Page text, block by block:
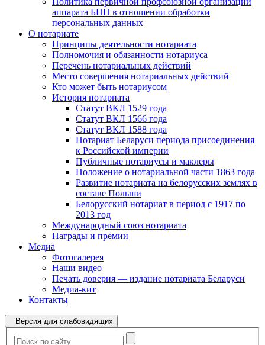
аппарата БНП в отношении обработки
персональных данных
О нотариате
Принципы деятельности нотариата
Полномочия и обязанности нотариуса
Перечень нотариальных действий
Место совершения нотариальных действий
Кто может быть нотариусом
История нотариата
Статут ВКЛ 1529 года
Статут ВКЛ 1566 года
Статут ВКЛ 1588 года
Нотариат Беларуси периода присоединения
к Российской империи
Публичные нотариусы и маклеры
Положение о нотариальной части 1863 года
Развитие нотариата на белорусских землях в
составе Польши
Белорусский нотариат в период с 1917 по
2013 год
Международный союз нотариата
Награды и премии
Медиа
Фотогалерея
Наши видео
Печать доверия — издание нотариата Беларуси
Медиа-кит
Контакты
Версия для слабовидящих